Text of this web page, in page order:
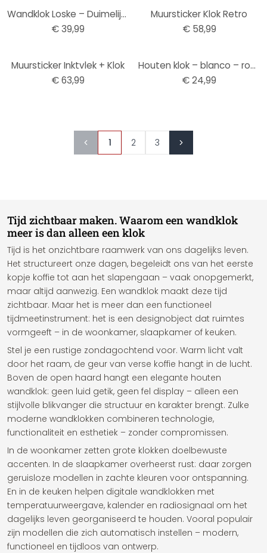
Wandklok Loske – Duimelijntje 01
€ 39,99
Muursticker Klok Retro
€ 58,99
Muursticker Inktvlek + Klok
€ 63,99
Houten klok – blanco – rond
€ 24,99
1 2 3
Tijd zichtbaar maken. Waarom een wandklok
meer is dan alleen een klok
Tijd is het onzichtbare raamwerk van ons dagelijks leven.
Het structureert onze dagen, begeleidt ons van het eerste
kopje koffie tot aan het slapengaan – vaak onopgemerkt,
maar altijd aanwezig. Een wandklok maakt deze tijd
zichtbaar. Maar het is meer dan een functioneel
tijdmeetinstrument: het is een designobject dat ruimtes
vormgeeft – in de woonkamer, slaapkamer of keuken.
Stel je een rustige zondagochtend voor. Warm licht valt
door het raam, de geur van verse koffie hangt in de lucht.
Boven de open haard hangt een elegante houten
wandklok: geen luid getik, geen fel display – alleen een
stijlvolle blikvanger die structuur en karakter brengt. Zulke
moderne wandklokken combineren technologie,
functionaliteit en esthetiek – zonder compromissen.
In de woonkamer zetten grote klokken doelbewuste
accenten. In de slaapkamer overheerst rust: daar zorgen
geruisloze modellen in zachte kleuren voor ontspanning.
En in de keuken helpen digitale wandklokken met
temperatuurweergave, kalender en radiosignaal om het
dagelijks leven georganiseerd te houden. Vooral populair
zijn modellen die zich automatisch instellen – modern,
functioneel en tijdloos van ontwerp.